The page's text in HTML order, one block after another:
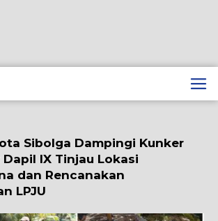
Sibolga Dampingi Kunker
Dapil IX Tinjau Lokasi
dan Rencanakan
LPJU